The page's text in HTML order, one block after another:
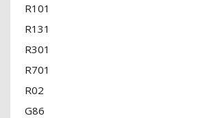
R101
R131
R301
R701
R02
G86